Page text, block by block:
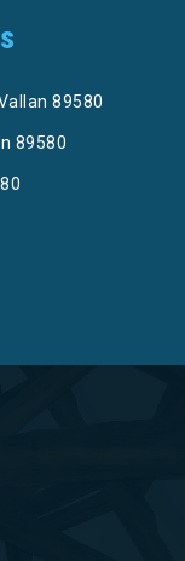
89580
89580